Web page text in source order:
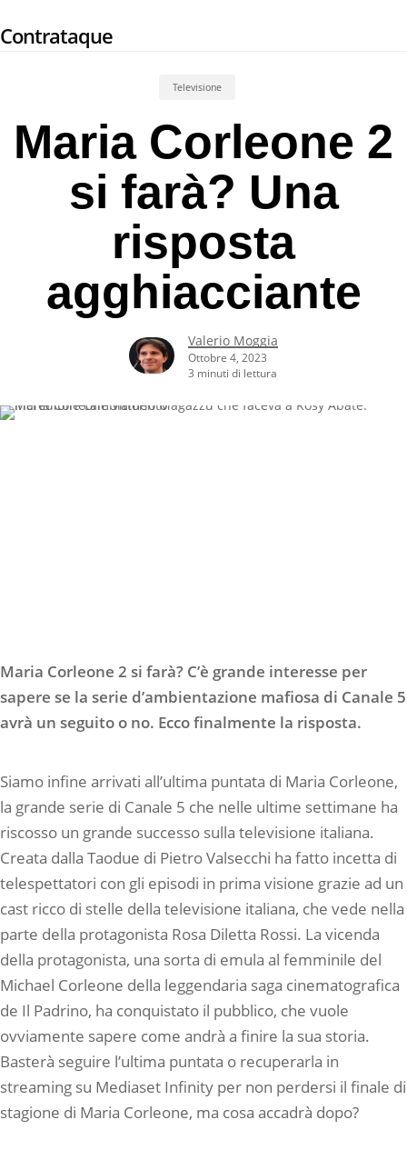
to
Contrataque
Televisione
Maria Corleone 2
si farà? Una
risposta
agghiacciante
Valerio Moggia
Ottobre 4, 2023
3 minuti di lettura
Maria Corleone 2 si farà? C’è grande interesse per
sapere se la serie d’ambientazione mafiosa di Canale 5
avrà un seguito o no. Ecco finalmente la risposta.
Siamo infine arrivati all’ultima puntata di Maria Corleone,
la grande serie di Canale 5 che nelle ultime settimane ha
riscosso un grande successo sulla televisione italiana.
Creata dalla Taodue di Pietro Valsecchi ha fatto incetta di
telespettatori con gli episodi in prima visione grazie ad un
cast ricco di stelle della televisione italiana, che vede nella
parte della protagonista Rosa Diletta Rossi. La vicenda
della protagonista, una sorta di emula al femminile del
Michael Corleone della leggendaria saga cinematografica
de Il Padrino, ha conquistato il pubblico, che vuole
ovviamente sapere come andrà a finire la sua storia.
Basterà seguire l’ultima puntata o recuperarla in
streaming su Mediaset Infinity per non perdersi il finale di
stagione di Maria Corleone, ma cosa accadrà dopo?